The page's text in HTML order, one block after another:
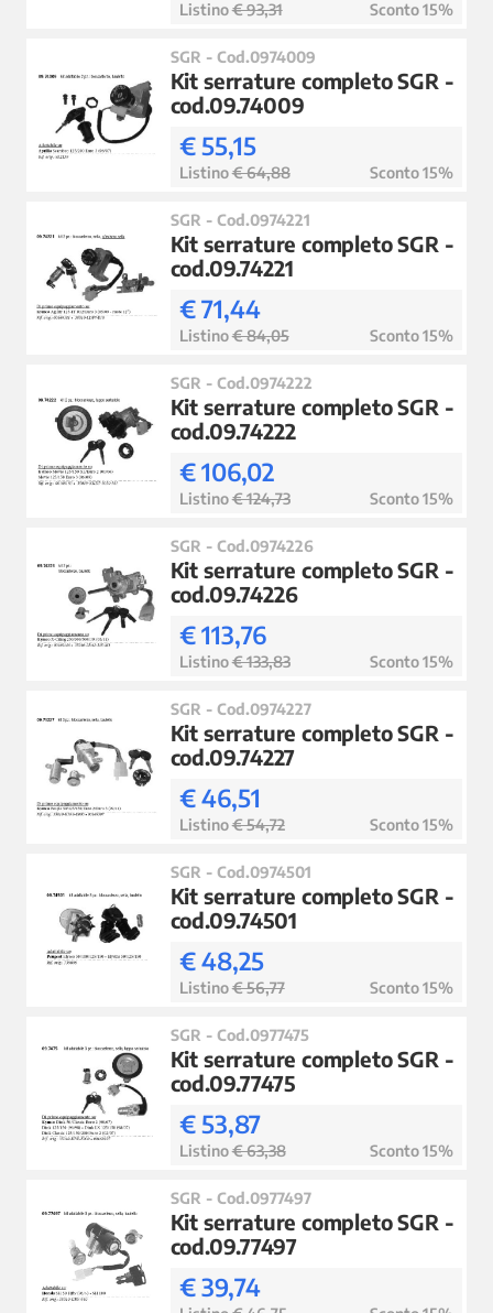
Listino€ 93,31 Sconto 15%
SGR - Cod.0974009
Kit serrature completo SGR -
cod.09.74009
€ 55,15
Listino€ 64,88 Sconto 15%
SGR - Cod.0974221
Kit serrature completo SGR -
cod.09.74221
€ 71,44
Listino€ 84,05 Sconto 15%
SGR - Cod.0974222
Kit serrature completo SGR -
cod.09.74222
€ 106,02
Listino€ 124,73 Sconto 15%
SGR - Cod.0974226
Kit serrature completo SGR -
cod.09.74226
€ 113,76
Listino€ 133,83 Sconto 15%
SGR - Cod.0974227
Kit serrature completo SGR -
cod.09.74227
€ 46,51
Listino€ 54,72 Sconto 15%
SGR - Cod.0974501
Kit serrature completo SGR -
cod.09.74501
€ 48,25
Listino€ 56,77 Sconto 15%
SGR - Cod.0977475
Kit serrature completo SGR -
cod.09.77475
€ 53,87
Listino€ 63,38 Sconto 15%
SGR - Cod.0977497
Kit serrature completo SGR -
cod.09.77497
€ 39,74